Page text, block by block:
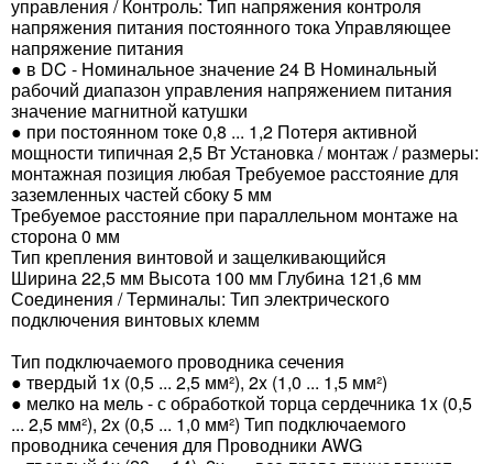
управления / Контроль: Тип напряжения контроля
напряжения питания постоянного тока Управляющее
напряжение питания
● в DC - Номинальное значение 24 В Номинальный
рабочий диапазон управления напряжением питания
значение магнитной катушки
● при постоянном токе 0,8 ... 1,2 Потеря активной
мощности типичная 2,5 Вт Установка / монтаж / размеры:
монтажная позиция любая Требуемое расстояние для
заземленных частей сбоку 5 мм
Требуемое расстояние при параллельном монтаже на
сторона 0 мм
Тип крепления винтовой и защелкивающийся
Ширина 22,5 мм Высота 100 мм Глубина 121,6 мм
Соединения / Терминалы: Тип электрического
подключения винтовых клемм
Тип подключаемого проводника сечения
● твердый 1x (0,5 ... 2,5 мм²), 2x (1,0 ... 1,5 мм²)
● мелко на мель - с обработкой торца сердечника 1x (0,5
... 2,5 мм²), 2x (0,5 ... 1,0 мм²) Тип подключаемого
проводника сечения для Проводники AWG